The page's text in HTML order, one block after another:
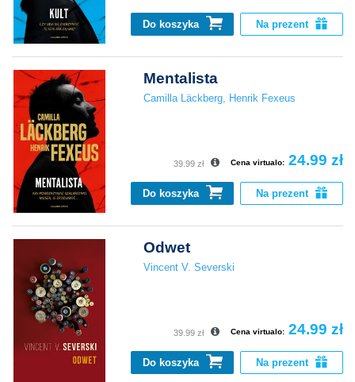
Do koszyka Na prezent
Mentalista
Camilla Läckberg Henrik Fexeus
Cena virtualo: 24.99 zł
39.99 zł
Do koszyka Na prezent
Odwet
Vincent V. Severski
Cena virtualo: 24.99 zł
39.99 zł
Do koszyka Na prezent